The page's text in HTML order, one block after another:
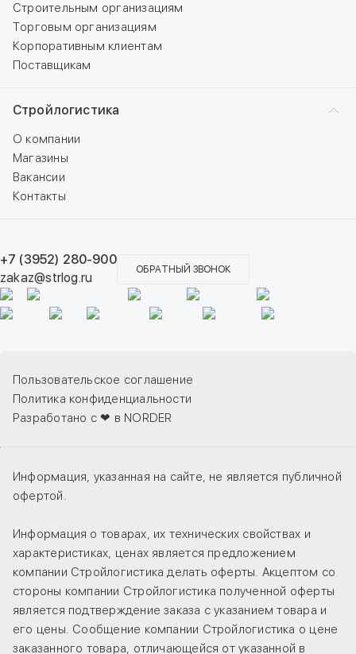
Строительным организациям
Торговым организациям
Корпоративным клиентам
Поставщикам
Стройлогистика
О компании
Магазины
Вакансии
Контакты
+7 (3952) 280-900
zakaz@strlog.ru
ОБРАТНЫЙ ЗВОНОК
Пользовательское соглашение
Политика конфиденциальности
Разработано с ❤ в NORDER
Информация, указанная на сайте, не является публичной
офертой.
Информация о товарах, их технических свойствах и
характеристиках, ценах является предложением
компании Стройлогистика делать оферты. Акцептом со
стороны компании Стройлогистика полученной оферты
является подтверждение заказа с указанием товара и
его цены. Сообщение компании Стройлогистика о цене
заказанного товара, отличающейся от указанной в